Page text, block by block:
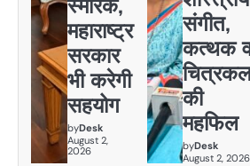
स्मारक,
महाराष्ट्र
सरकार
भी करेगी
सहयोग
byDesk
August 2,
2026
संगीत,
कत्थक
की
महफिल
byDesk
August 2, 2026